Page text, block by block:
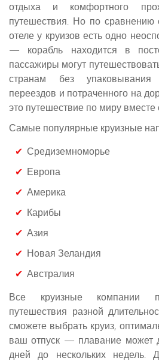
отдыха и комфортного
путешествия. Но по
отеле у круизов есть одно
— корабль находится в
пассажиры могут
странам без упаковывания
переездов и потраченного на
это путешествие по миру вместе
Самые популярные круизные
Средиземноморье
Европа
Америка
Карибы
Азия
Новая Зеландия
Австралия
Все круизные компании
путешествия разной
сможете выбрать круиз,
ваш отпуск — плавание может
дней до нескольких недель.